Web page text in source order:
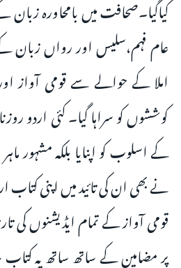
کیاگیا۔صحافت میں بامحاورہ زبان
عام فہم،سلیس اور رواں زبان
املا کے حوالے سے قومی آواز
کوششوں کو سراہا گیا۔ کئی اردو
کے اسلوب کو اپنایا بلکہ مشہور
نے بھی ان کی تائید میں اپنی کتاب
قومی آواز کے تمام ایڈیشنوں کی
پر مضامین کے ساتھ ساتھ یہ